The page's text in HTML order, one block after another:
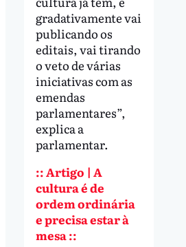
gradativamente vai
publicando os
editais, vai tirando
o veto de várias
iniciativas com as
emendas
parlamentares”,
explica a
parlamentar.
:: Artigo | A
cultura é de
ordem ordinária
e precisa estar à
mesa ::